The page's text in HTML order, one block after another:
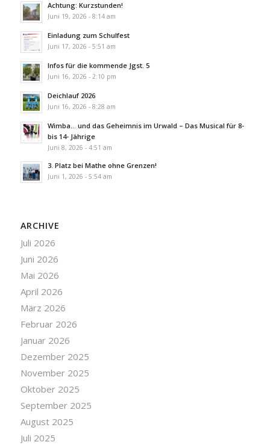
Achtung: Kurzstunden!
Juni 19, 2026 - 8:14 am
Einladung zum Schulfest
Juni 17, 2026 - 5:51 am
Infos für die kommende Jgst. 5
Juni 16, 2026 - 2:10 pm
Deichlauf 2026
Juni 16, 2026 - 8:28 am
Wimba… und das Geheimnis im Urwald – Das Musical für 8-
bis 14- Jährige
Juni 8, 2026 - 4:51 am
3. Platz bei Mathe ohne Grenzen!
Juni 1, 2026 - 5:54 am
ARCHIVE
Juli 2026
Juni 2026
Mai 2026
April 2026
März 2026
Februar 2026
Januar 2026
Dezember 2025
November 2025
Oktober 2025
September 2025
August 2025
Juli 2025